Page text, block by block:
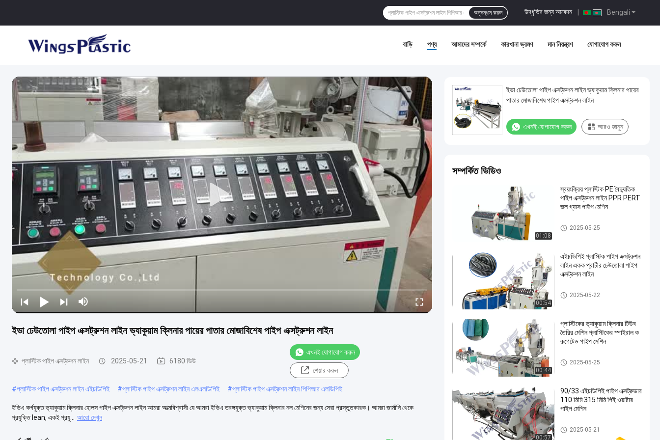
Bengali
উদ্ধৃতির জন্য আবেদন
অনুসন্ধান করুন
বাড়ি পণ্য আমাদের সম্পর্কে কারখানা ভ্রমণ মান নিয়ন্ত্রণ যোগাযোগ করুন
ইভা ঢেউতোলা পাইপ এক্সট্রুশন লাইন ভ্যাকুয়াম ক্লিনার পায়ের পাতার মোজাবিশেষ পাইপ এক্সট্রুশন লাইন
প্লাস্টিক পাইপ এক্সট্রুশন লাইন 2025-05-21 6180 ভিউ
এখনই যোগাযোগ করুন
শেয়ার করুন
#প্লাস্টিক পাইপ এক্সট্রুশন লাইন এইচডিপিই #প্লাস্টিক পাইপ এক্সট্রুশন লাইন এলএলডিপিই #প্লাস্টিক পাইপ এক্সট্রুশন লাইন পিপিআর এলডিপিই
ইভিএ কর্গযুক্ত ভ্যাকুয়াম ক্লিনার হোলস পাইপ এক্সট্রুশন লাইন আমরা আত্মবিশ্বাসী যে আমরা ইভিএ তরঙ্গযুক্ত ভ্যাকুয়াম ক্লিনার নল মেশিনের জন্য সেরা প্রস্তুতকারক। আমরা জার্মানি থেকে
প্রযুক্তি lean, একই প্রযু...
আরো দেখুন
ইভা ঢেউতোলা পাইপ এক্সট্রুশন লাইন ভ্যাকুয়াম ক্লিনার পায়ের
পাতার মোজাবিশেষ পাইপ এক্সট্রুশন লাইন
এখনই যোগাযোগ করুন আরও জানুন
সম্পর্কিত ভিডিও
01:08
স্বয়ংক্রিয় প্লাস্টিক PE বৈদ্যুতিক
পাইপ এক্সট্রুশন লাইন PPR PERT
জল গ্যাস পাইপ মেশিন
প্লাস্টিক পাইপ এক্সট্রুশন লাইন
2025-05-25
00:54
এইচডিপিই প্লাস্টিক পাইপ এক্সট্রুশন
লাইন একক প্রাচীর ঢেউতোলা পাইপ
এক্সট্রুশন লাইন
প্লাস্টিক পাইপ এক্সট্রুশন লাইন
2025-05-22
00:44
প্লাস্টিকের ভ্যাকুয়াম ক্লিনার টিউব
তৈরির মেশিন প্লাস্টিকের স্পাইরাল ক
রুগেটেড পাইপ মেশিন
প্লাস্টিক পাইপ এক্সট্রুশন লাইন
2025-05-25
00:57
90/33 এইচডিপিই পাইপ এক্সট্রুডার
110 মিমি 315 মিমি পিই ওয়াটার
পাইপ মেশিন
প্লাস্টিক পাইপ এক্সট্রুশন লাইন
2025-05-21